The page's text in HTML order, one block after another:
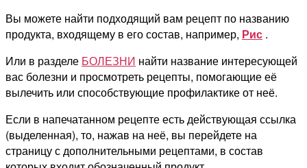
Вы можете найти подходящий вам рецепт по названию
продукта, входящему в его состав, например, Рис .
Или в разделе БОЛЕЗНИ найти название интересующей
вас болезни и просмотреть рецепты, помогающие её
вылечить или способствующие профилактике от неё.
Если в напечатанном рецепте есть действующая ссылка
(выделенная), то, нажав на неё, вы перейдете на
страницу с дополнительными рецептами, в состав